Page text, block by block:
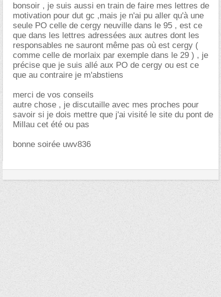
bonsoir , je suis aussi en train de faire mes lettres de
motivation pour dut gc ,mais je n'ai pu aller qu'à une
seule PO celle de cergy neuville dans le 95 , est ce
que dans les lettres adressées aux autres dont les
responsables ne sauront même pas où est cergy (
comme celle de morlaix par exemple dans le 29 ) , je
précise que je suis allé aux PO de cergy ou est ce
que au contraire je m'abstiens
merci de vos conseils
autre chose , je discutaille avec mes proches pour
savoir si je dois mettre que j'ai visité le site du pont de
Millau cet été ou pas
bonne soirée uwv836